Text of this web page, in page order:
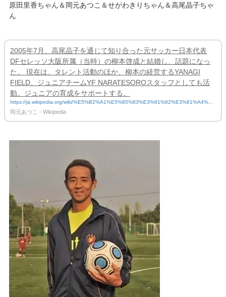
原田里香ちゃん＆岡元あつこ＆せがわきりちゃん＆高尾晶子ちゃ
ん
2005年7月、高尾晶子を通じて知り合った元サッカー日本代表
DFセレッソ大阪所属（当時）の柳本啓成と結婚し、話題になっ
た。 現在は、タレント活動のほか、柳本の経営するYANAGI
FIELD、ジュニアチームYF NARATESOROスタッフとしても活
動。ジュニアの育成をサポートする。
https://ja.wikipedia.org/wiki/%E5%B2%A1%E5%85%83%E3%81%82%E3%81%A4%E
3%81%93
岡元あつこ - Wikipedia